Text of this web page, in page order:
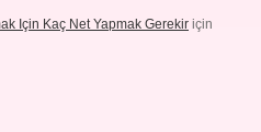
Için Kaç Net Yapmak Gerekir için